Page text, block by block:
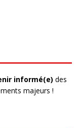
informé(e) des
majeurs !